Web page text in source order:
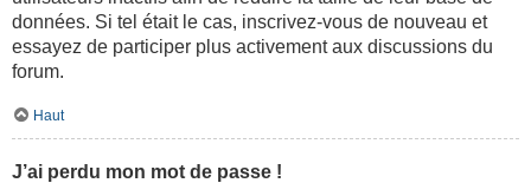
données. Si tel était le cas, inscrivez-vous de nouveau et
essayez de participer plus activement aux discussions du
forum.
Haut
J’ai perdu mon mot de passe !